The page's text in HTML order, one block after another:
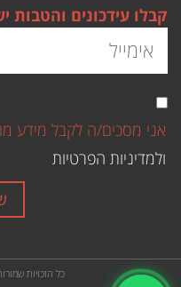
קבלו עידכונים והטבות
אני מסכים/ה לקבל מידע
ולמדיניות הפרטיות
כל הזכויות